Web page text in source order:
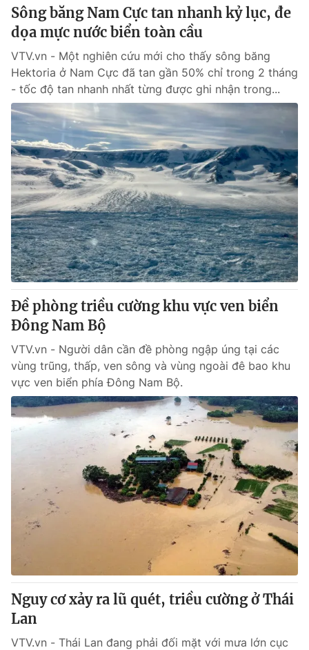
Sông băng Nam Cực tan nhanh kỷ lục, đe
dọa mực nước biển toàn cầu
VTV.vn - Một nghiên cứu mới cho thấy sông băng
Hektoria ở Nam Cực đã tan gần 50% chỉ trong 2 tháng
- tốc độ tan nhanh nhất từng được ghi nhận trong...
Đề phòng triều cường khu vực ven biển
Đông Nam Bộ
VTV.vn - Người dân cần đề phòng ngập úng tại các
vùng trũng, thấp, ven sông và vùng ngoài đê bao khu
vực ven biển phía Đông Nam Bộ.
Nguy cơ xảy ra lũ quét, triều cường ở Thái
Lan
VTV.vn - Thái Lan đang phải đối mặt với mưa lớn cục